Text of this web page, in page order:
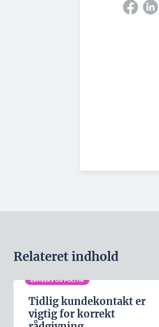
Relateret indhold
ERHVERV OG POLITIK
Tidlig kundekontakt er
vigtig for korrekt